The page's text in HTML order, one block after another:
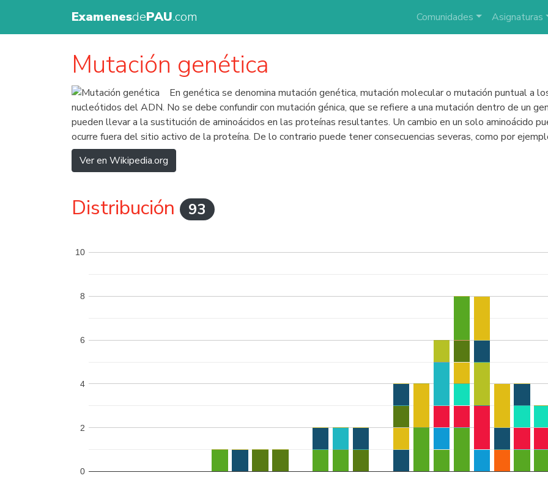
ExamenesdePAU.com Comunidades Asignaturas
Mutación genética
En genética se denomina mutación genética, mutación molecular o mutación puntual a
nucleótidos del ADN. No se debe confundir con mutación génica, que se refiere a una mutación dentro de un
pueden llevar a la sustitución de aminoácidos en las proteínas resultantes. Un cambio en un solo aminoácido
ocurre fuera del sitio activo de la proteína. De lo contrario puede tener consecuencias severas, como por
Ver en Wikipedia.org
Distribución 93
0
2
4
6
8
10